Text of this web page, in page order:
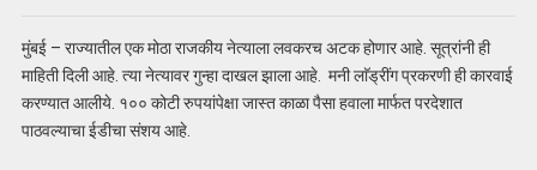
मुंबई – राज्यातील एक मोठा राजकीय नेत्याला लवकरच अटक होणार आहे. सूत्रांनी ही
माहिती दिली आहे. त्या नेत्यावर गुन्हा दाखल झाला आहे. मनी लाॅड्रींग प्रकरणी ही कारवाई
करण्यात आलीये. १०० कोटी रुपयांपेक्षा जास्त काळा पैसा हवाला मार्फत परदेशात
पाठवल्याचा ईडीचा संशय आहे.